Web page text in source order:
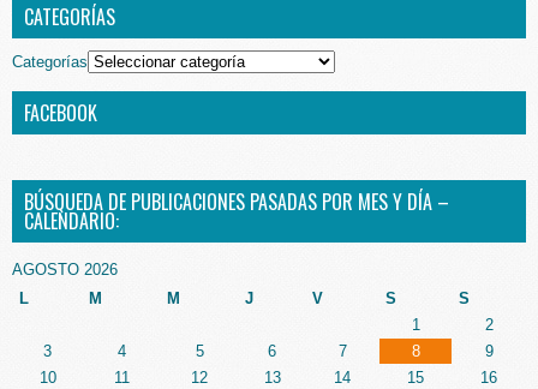
CATEGORÍAS
Categorías
FACEBOOK
BÚSQUEDA DE PUBLICACIONES PASADAS POR MES Y DÍA –
CALENDARIO:
AGOSTO 2026
L
M M J V S S
1
2
3
4 5 6 7 8
9
10
11 12 13 14 15
16